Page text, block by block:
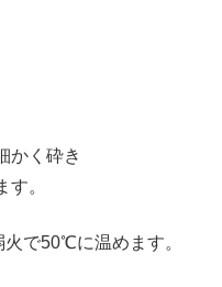
かく砕き
。
で50℃に温めます。